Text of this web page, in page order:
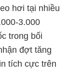
hơi tại nhiều
3.000
trong bối
đợt tăng
tích cực trên